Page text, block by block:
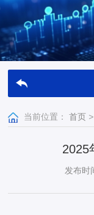
当前位置： 首页 >
2025
发布时